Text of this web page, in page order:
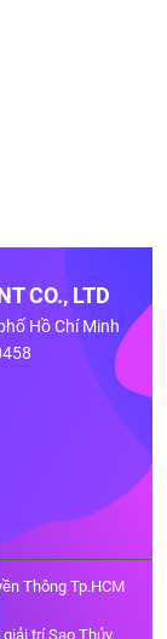
CO., LTD
Hồ Chí Minh
Thông Tp.HCM
trí Sao Thủy.